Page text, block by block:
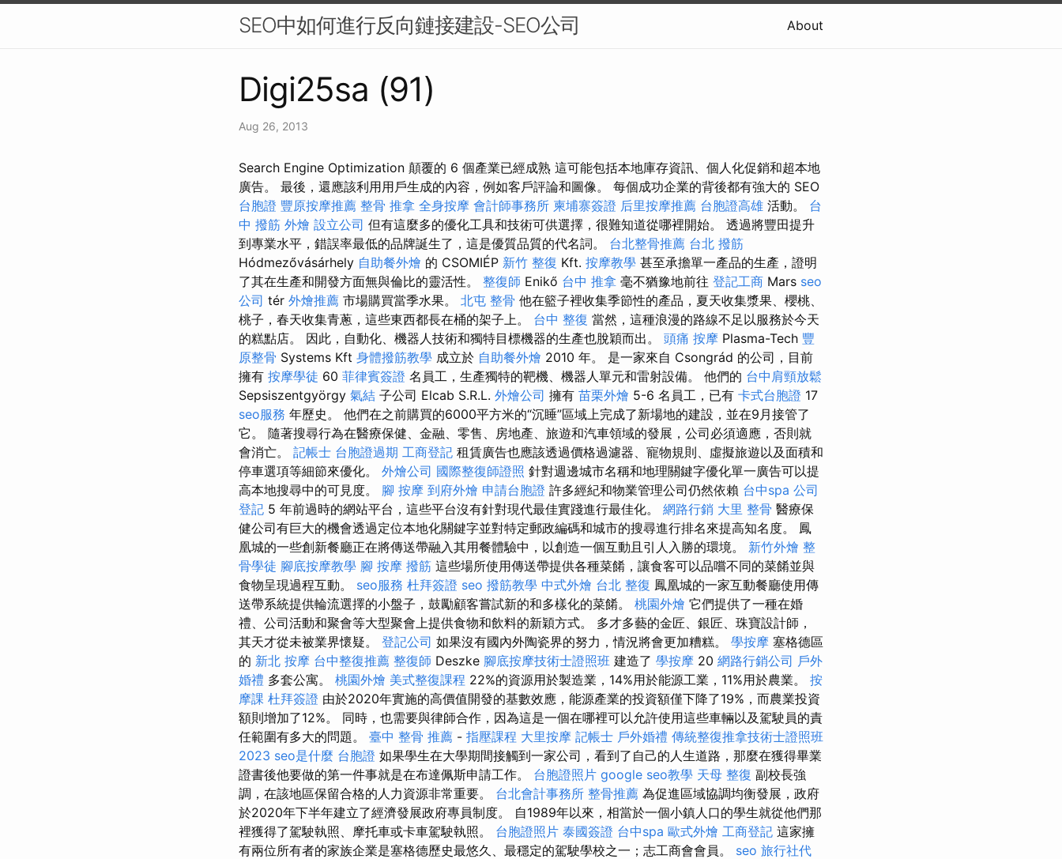
SEO中如何進行反向鏈接建設-SEO公司 About
Digi25sa (91)
Aug 26, 2013
Search Engine Optimization 顛覆的 6 個產業已經成熟 這可能包括本地庫存資訊、個人化促銷和超本地
廣告。 最後，還應該利用用戶生成的內容，例如客戶評論和圖像。 每個成功企業的背後都有強大的 SEO
台胞證 豐原按摩推薦 整骨 推拿 全身按摩 會計師事務所 柬埔寨簽證 后里按摩推薦 台胞證高雄 活動。 台
中 撥筋 外燴 設立公司 但有這麼多的優化工具和技術可供選擇，很難知道從哪裡開始。 透過將豐田提升
到專業水平，錯誤率最低的品牌誕生了，這是優質品質的代名詞。 台北整骨推薦 台北 撥筋
Hódmezővásárhely 自助餐外燴 的 CSOMIÉP 新竹 整復 Kft. 按摩教學 甚至承擔單一產品的生產，證明
了其在生產和開發方面無與倫比的靈活性。 整復師 Enikő 台中 推拿 毫不猶豫地前往 登記工商 Mars seo
公司 tér 外燴推薦 市場購買當季水果。 北屯 整骨 他在籃子裡收集季節性的產品，夏天收集漿果、櫻桃、
桃子，春天收集青蔥，這些東西都長在桶的架子上。 台中 整復 當然，這種浪漫的路線不足以服務於今天
的糕點店。 因此，自動化、機器人技術和獨特目標機器的生產也脫穎而出。 頭痛 按摩 Plasma-Tech 豐
原整骨 Systems Kft 身體撥筋教學 成立於 自助餐外燴 2010 年。 是一家來自 Csongrád 的公司，目前
擁有 按摩學徒 60 菲律賓簽證 名員工，生產獨特的靶機、機器人單元和雷射設備。 他們的 台中肩頸放鬆
Sepsiszentgyörgy 氣結 子公司 Elcab S.R.L. 外燴公司 擁有 苗栗外燴 5-6 名員工，已有 卡式台胞證 17
seo服務 年歷史。 他們在之前購買的6000平方米的“沉睡”區域上完成了新場地的建設，並在9月接管了
它。 隨著搜尋行為在醫療保健、金融、零售、房地產、旅遊和汽車領域的發展，公司必須適應，否則就
會消亡。 記帳士 台胞證過期 工商登記 租賃廣告也應該透過價格過濾器、寵物規則、虛擬旅遊以及面積和
停車選項等細節來優化。 外燴公司 國際整復師證照 針對週邊城市名稱和地理關鍵字優化單一廣告可以提
高本地搜尋中的可見度。 腳 按摩 到府外燴 申請台胞證 許多經紀和物業管理公司仍然依賴 台中spa 公司
登記 5 年前過時的網站平台，這些平台沒有針對現代最佳實踐進行最佳化。 網路行銷 大里 整骨 醫療保
健公司有巨大的機會透過定位本地化關鍵字並對特定郵政編碼和城市的搜尋進行排名來提高知名度。 鳳
凰城的一些創新餐廳正在將傳送帶融入其用餐體驗中，以創造一個互動且引人入勝的環境。 新竹外燴 整
骨學徒 腳底按摩教學 腳 按摩 撥筋 這些場所使用傳送帶提供各種菜餚，讓食客可以品嚐不同的菜餚並與
食物呈現過程互動。 seo服務 杜拜簽證 seo 撥筋教學 中式外燴 台北 整復 鳳凰城的一家互動餐廳使用傳
送帶系統提供輪流選擇的小盤子，鼓勵顧客嘗試新的和多樣化的菜餚。 桃園外燴 它們提供了一種在婚
禮、公司活動和聚會等大型聚會上提供食物和飲料的新穎方式。 多才多藝的金匠、銀匠、珠寶設計師，
其天才從未被業界懷疑。 登記公司 如果沒有國內外陶瓷界的努力，情況將會更加糟糕。 學按摩 塞格德區
的 新北 按摩 台中整復推薦 整復師 Deszke 腳底按摩技術士證照班 建造了 學按摩 20 網路行銷公司 戶外
婚禮 多套公寓。 桃園外燴 美式整復課程 22%的資源用於製造業，14%用於能源工業，11%用於農業。 按
摩課 杜拜簽證 由於2020年實施的高價值開發的基數效應，能源產業的投資額僅下降了19%，而農業投資
額則增加了12%。 同時，也需要與律師合作，因為這是一個在哪裡可以允許使用這些車輛以及駕駛員的責
任範圍有多大的問題。 臺中 整骨 推薦 - 指壓課程 大里按摩 記帳士 戶外婚禮 傳統整復推拿技術士證照班
2023 seo是什麼 台胞證 如果學生在大學期間接觸到一家公司，看到了自己的人生道路，那麼在獲得畢業
證書後他要做的第一件事就是在布達佩斯申請工作。 台胞證照片 google seo教學 天母 整復 副校長強
調，在該地區保留合格的人力資源非常重要。 台北會計事務所 整骨推薦 為促進區域協調均衡發展，政府
於2020年下半年建立了經濟發展政府專員制度。 自1989年以來，相當於一個小鎮人口的學生就從他們那
裡獲得了駕駛執照、摩托車或卡車駕駛執照。 台胞證照片 泰國簽證 台中spa 歐式外燴 工商登記 這家擁
有兩位所有者的家族企業是塞格德歷史最悠久、最穩定的駕駛學校之一；志工商會會員。 seo 旅行社代